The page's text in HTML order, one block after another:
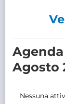
Agenda
Agosto
Nessuna